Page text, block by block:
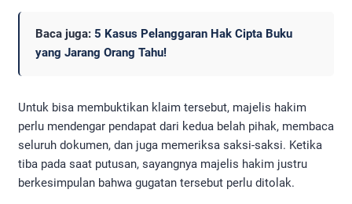
Baca juga: 5 Kasus Pelanggaran Hak Cipta Buku
yang Jarang Orang Tahu!
Untuk bisa membuktikan klaim tersebut, majelis hakim
perlu mendengar pendapat dari kedua belah pihak, membaca
seluruh dokumen, dan juga memeriksa saksi-saksi. Ketika
tiba pada saat putusan, sayangnya majelis hakim justru
berkesimpulan bahwa gugatan tersebut perlu ditolak.